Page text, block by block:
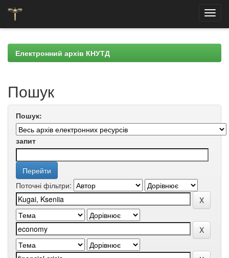
navigationЕлектронний архів КНУТД
Пошук
Пошук:
запит
Поточні фільтри: